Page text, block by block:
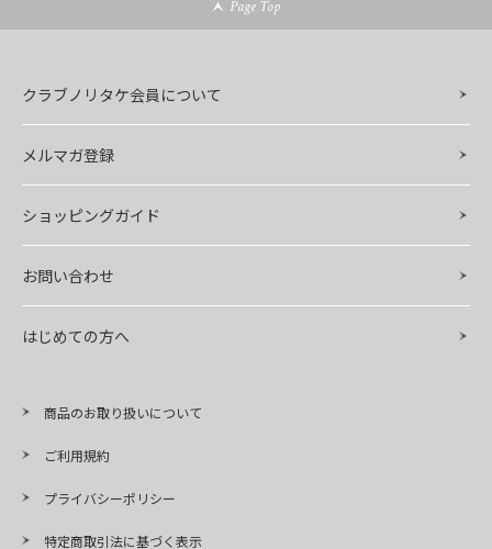
Page Top
クラブノリタケ会員について
メルマガ登録
ショッピングガイド
お問い合わせ
はじめての方へ
商品のお取り扱いについて
ご利用規約
プライバシーポリシー
特定商取引法に基づく表示